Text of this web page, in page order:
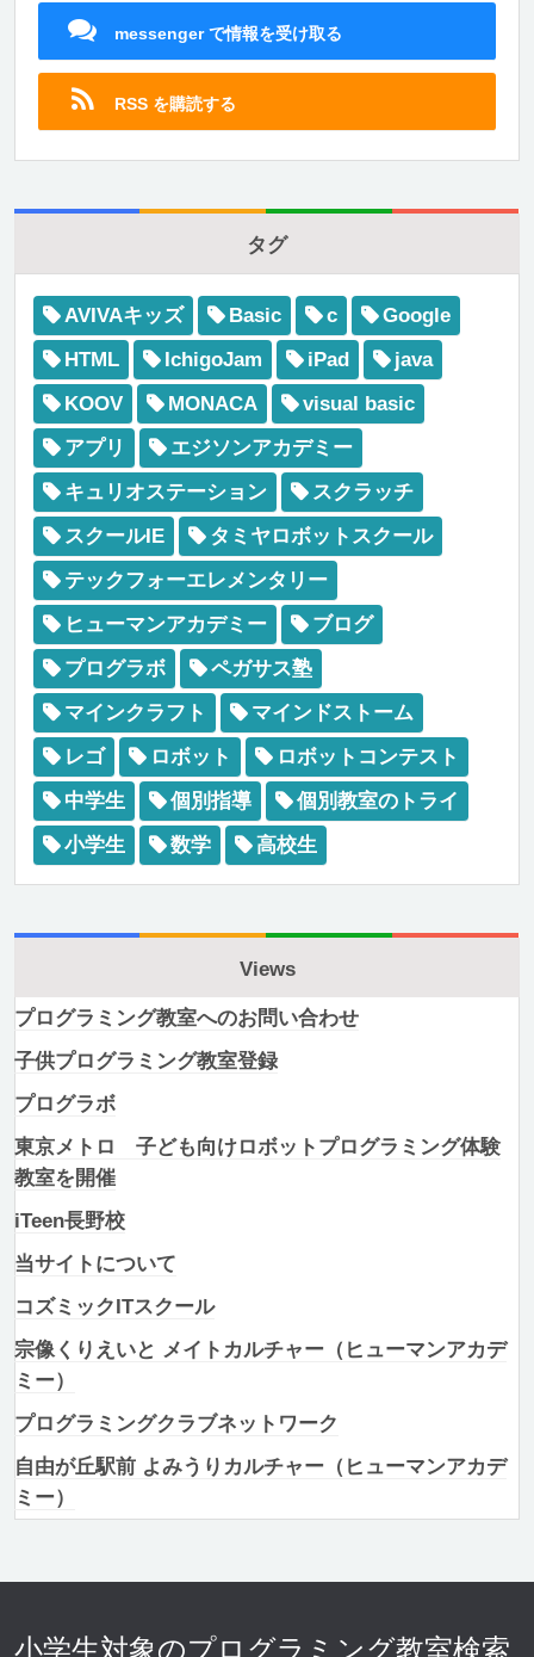
messenger で情報を受け取る
RSS を購読する
タグ
AVIVAキッズ Basic c
Google
HTML
IchigoJam iPad
java
KOOV
MONACA
visual basic
アプリ
エジソンアカデミー
キュリオステーション
スクラッチ
スクールIE
タミヤロボットスクール
テックフォーエレメンタリー
ヒューマンアカデミー
ブログ
プログラボ
ペガサス塾
マインクラフト
マインドストーム
レゴ
ロボット
ロボットコンテスト
中学生
個別指導
個別教室のトライ
小学生
数学 高校生
Views
プログラミング教室へのお問い合わせ
子供プログラミング教室登録
プログラボ
東京メトロ 子ども向けロボットプログラミング体験
教室を開催
iTeen長野校
当サイトについて
コズミックITスクール
宗像くりえいと メイトカルチャー（ヒューマンアカデ
ミー）
プログラミングクラブネットワーク
自由が丘駅前 よみうりカルチャー（ヒューマンアカデ
ミー）
小学生対象のプログラミング教室検索